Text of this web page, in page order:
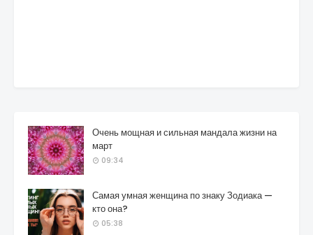
Очень мощная и сильная мандала жизни на
март
09:34
Самая умная женщина по знаку Зодиака —
кто она?
05:38